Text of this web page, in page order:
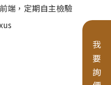
端，定期自主檢驗
我要詢價